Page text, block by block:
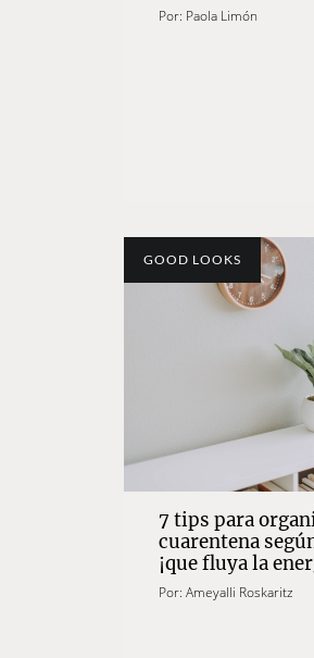
Por: Paola Limón
GOOD LOOKS
7 tips para
cuarentena
¡que fluya la
Por: Ameyalli Roskaritz